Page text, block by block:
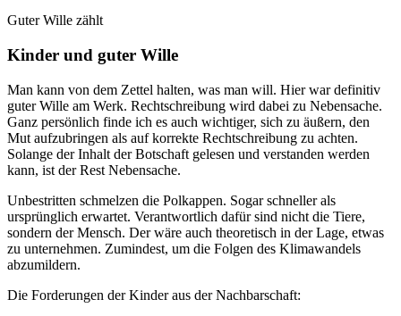
Guter Wille zählt
Kinder und guter Wille
Man kann von dem Zettel halten, was man will. Hier war definitiv
guter Wille am Werk. Rechtschreibung wird dabei zu Nebensache.
Ganz persönlich finde ich es auch wichtiger, sich zu äußern, den
Mut aufzubringen als auf korrekte Rechtschreibung zu achten.
Solange der Inhalt der Botschaft gelesen und verstanden werden
kann, ist der Rest Nebensache.
Unbestritten schmelzen die Polkappen. Sogar schneller als
ursprünglich erwartet. Verantwortlich dafür sind nicht die Tiere,
sondern der Mensch. Der wäre auch theoretisch in der Lage, etwas
zu unternehmen. Zumindest, um die Folgen des Klimawandels
abzumildern.
Die Forderungen der Kinder aus der Nachbarschaft: